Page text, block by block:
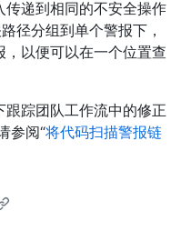
递到相同的不安全操作
径分组到单个警报下，
以便可以在一个位置查
踪团队工作流中的修正
参阅“将代码扫描警报链